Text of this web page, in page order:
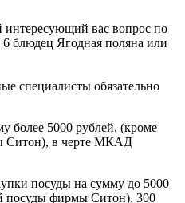
вас вопрос по
блюдец Ягодная поляна или
специалисты обязательно
более 5000 рублей, (кроме
Ситон), в черте МКАД
посуды на сумму до 5000
посуды фирмы Ситон), 300